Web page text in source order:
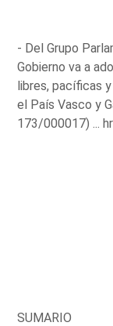
- Del Grupo
Gobierno va a
libres, pacíficas
el País Vasco y
173/000017) ...
SUMARIO